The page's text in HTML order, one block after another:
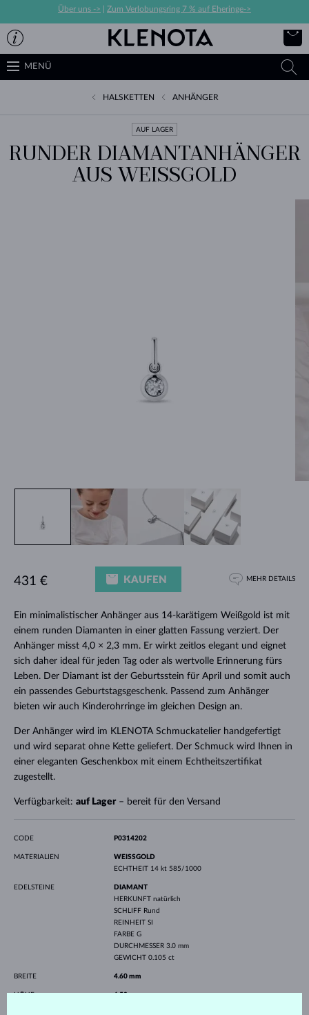
Über uns -> Zum Verlobungsring 7 % auf Eheringe->
MENÜ
HALSKETTEN ANHÄNGER
AUF LAGER
RUNDER DIAMANTANHÄNGER
AUS WEISSGOLD
Ein minimalistischer Anhänger aus 14-karätigem Weißgold ist mit
einem runden Diamanten in einer glatten Fassung verziert. Der
Anhänger misst 4,0 × 2,3 mm. Er wirkt zeitlos elegant und eignet
sich daher ideal für jeden Tag oder als wertvolle Erinnerung fürs
Leben. Der Diamant ist der Geburtsstein für April und somit auch
ein passendes Geburtstagsgeschenk. Passend zum Anhänger
bieten wir auch Kinderohrringe im gleichen Design an.
Der Anhänger wird im KLENOTA Schmuckatelier handgefertigt
und wird separat ohne Kette geliefert. Der Schmuck wird Ihnen in
einer eleganten Geschenkbox mit einem Echtheitszertifikat
zugestellt.
Verfügbarkeit: auf Lager– bereit für den Versand
431 € KAUFEN MEHR DETAILS
CODE P0314202
MATERIALIEN
WEISSGOLD
ECHTHEIT 14 kt 585/1000
EDELSTEINE
DIAMANT
HERKUNFT natürlich
SCHLIFF Rund
REINHEIT SI
FARBE G
DURCHMESSER 3.0 mm
GEWICHT 0.105 ct
BREITE 4.60 mm
HÖHE 6.50 mm